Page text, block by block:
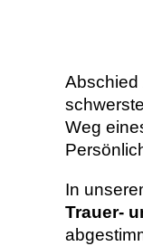
Abschied
Weg
In
Trauer-